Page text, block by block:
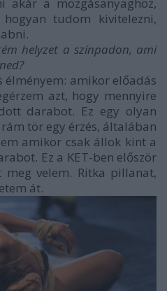
tudom kivitelezni,
helyzet a színpadon, ami
élményem: amikor előadás
azt, hogy mennyire
darabot. Ez egy olyan
tör egy érzés, általában
amikor csak állok kint a
Ez a KET-ben először
meg velem. Ritka pillanat,
át.